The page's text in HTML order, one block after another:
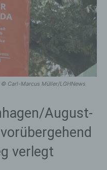
Carl-Marcus Müller/LGHNews
August-
verlegt